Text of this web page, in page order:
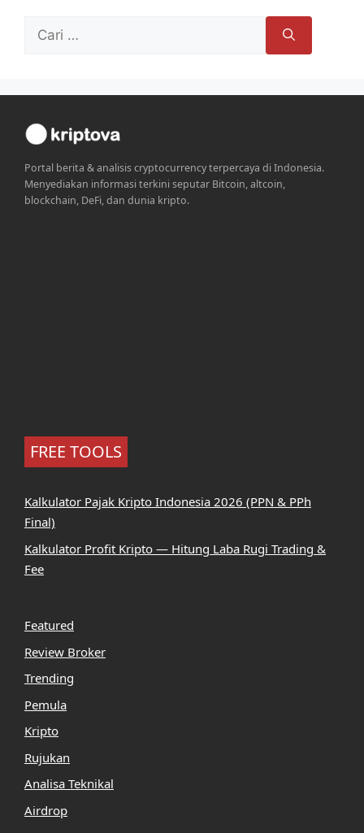
Cari
Portal berita & analisis cryptocurrency terpercaya di Indonesia.
Menyediakan informasi terkini seputar Bitcoin, altcoin,
blockchain, DeFi, dan dunia kripto.
FREE TOOLS
Kalkulator Pajak Kripto Indonesia 2026 (PPN & PPh
Final)
Kalkulator Profit Kripto — Hitung Laba Rugi Trading &
Fee
Featured
Review Broker
Trending
Pemula
Kripto
Rujukan
Analisa Teknikal
Airdrop